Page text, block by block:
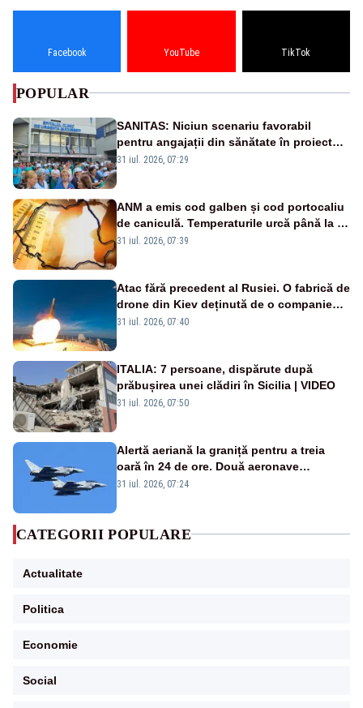
Facebook YouTube TikTok
POPULAR
SANITAS: Niciun scenariu favorabil
pentru angajații din sănătate în proiectul
Legii salarizării
31 iul. 2026, 07:29
ANM a emis cod galben și cod portocaliu
de caniculă. Temperaturile urcă până la 38
de grade, iar nopțile devin tropicale
31 iul. 2026, 07:39
Atac fără precedent al Rusiei. O fabrică de
drone din Kiev deținută de o companie
americană, distrusă de o rachetă
31 iul. 2026, 07:40
ITALIA: 7 persoane, dispărute după
prăbușirea unei clădiri în Sicilia | VIDEO
31 iul. 2026, 07:50
Alertă aeriană la graniță pentru a treia
oară în 24 de ore. Două aeronave
Eurofighter britanice au fost ridicate de la
31 iul. 2026, 07:24
CATEGORII POPULARE
Actualitate
Politica
Economie
Social